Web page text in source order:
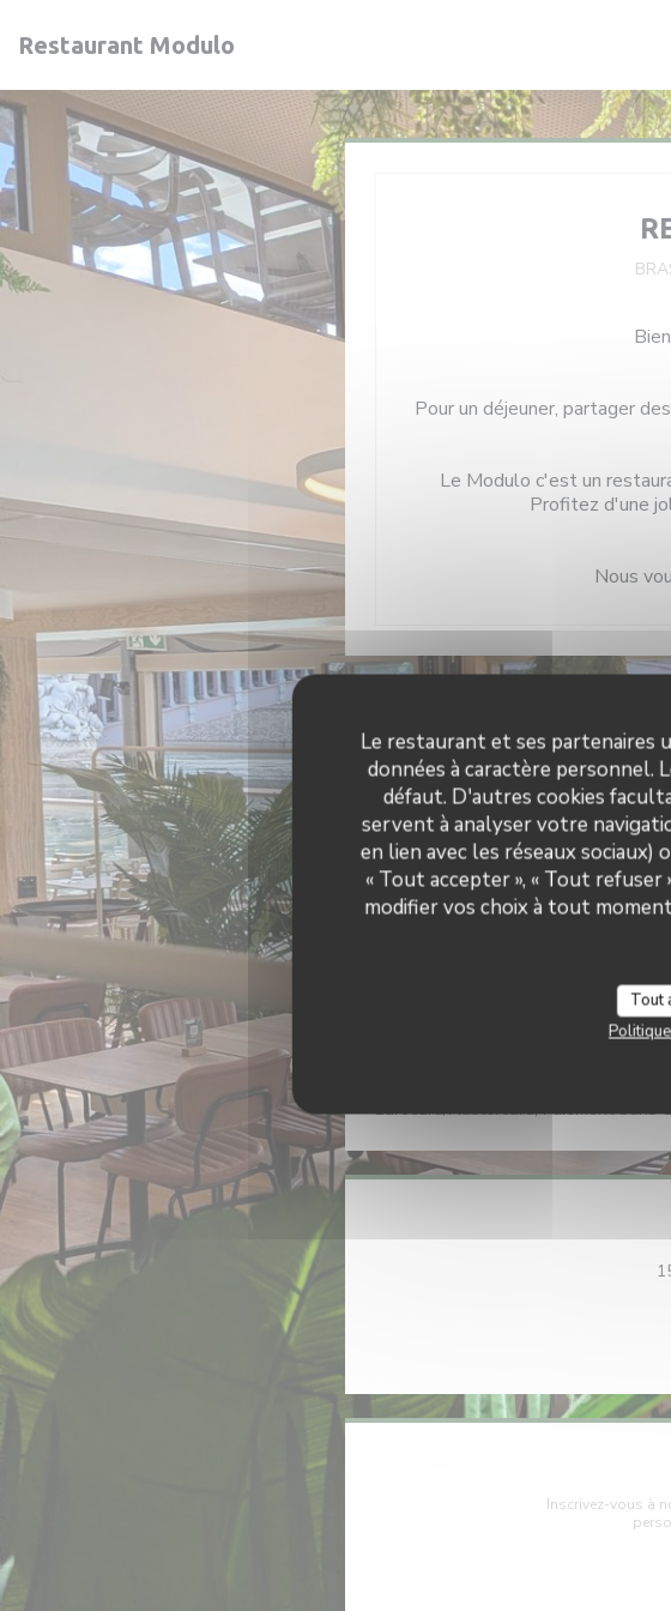
Le restaurant et ses partenaires
données à caractère personnel.
défaut. D'autres cookies
servent à analyser votre
en lien avec les réseaux
« Tout accepter », « Tout
modifier vos choix à tout
Tout
Restaurant Modulo
Pour un déjeuner, partager
Le Modulo c'est un
Profitez d'une
Nous
Infos
Cuisine
Cuisine d'été, Produits frais, Fait
Type de restaurant
Brasserie et lieu d'événements,
restaurant, Brasserie
mobilité réduite, Terrasse,
Moyens de paiement
Chèques Vacances, Titres
Eurocard/Mastercard, Paiement Sans
Inscrivez-vous à